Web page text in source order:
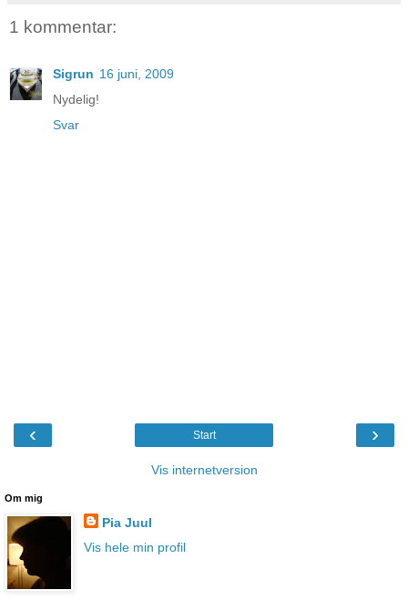
1 kommentar:
Sigrun 16 juni, 2009
Nydelig!
Svar
‹ ›
Start
Vis internetversion
Om mig
Pia Juul
Vis hele min profil